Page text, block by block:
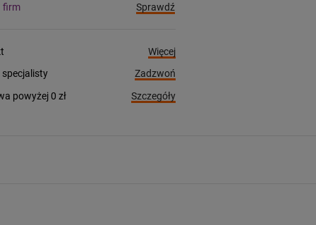
firm
Sprawdź
Więcej
Zadzwoń
powyżej 0 zł
Szczegóły